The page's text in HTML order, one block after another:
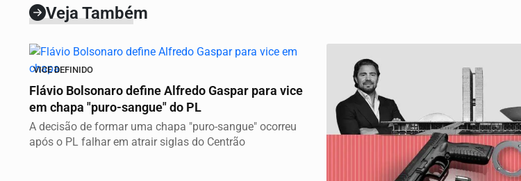
Veja Também
VICE DEFINIDO
Flávio Bolsonaro define Alfredo Gaspar para vice
em chapa "puro-sangue" do PL
A decisão de formar uma chapa "puro-sangue" ocorreu
após o PL falhar em atrair siglas do Centrão